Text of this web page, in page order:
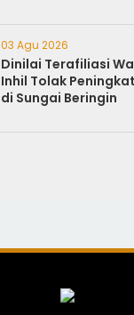
03 Agu 2026
Dinilai Terafiliasi
Inhil Tolak
di Sungai Beringin